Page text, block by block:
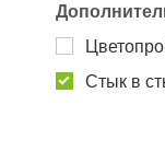
Стык в